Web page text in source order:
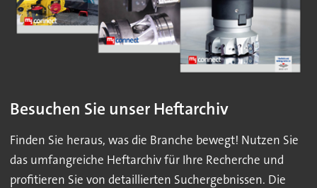
Besuchen Sie unser Heftarchiv
Finden Sie heraus, was die Branche bewegt! Nutzen Sie
das umfangreiche Heftarchiv für Ihre Recherche und
profitieren Sie von detaillierten Suchergebnissen. Die